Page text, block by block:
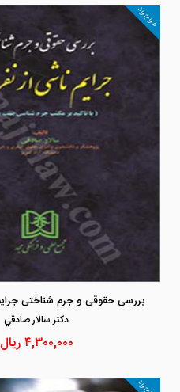
موجود
دكتر سالار صادقي
۴,۳۰۰,۰۰۰ریال